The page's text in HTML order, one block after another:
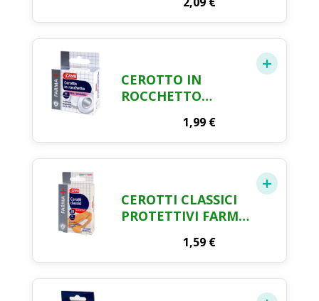
FARMA CRAI
CEROTTO IN
ROCCHETTO
FARMA CRAI
1,99 €
CEROTTI CLASSICI
PROTETTIVI FARMA
1,59 €